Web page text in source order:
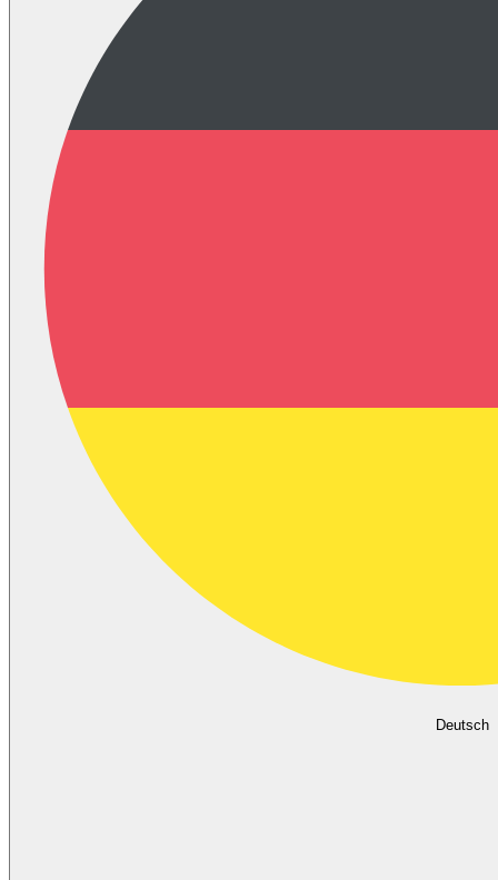
Deutsch